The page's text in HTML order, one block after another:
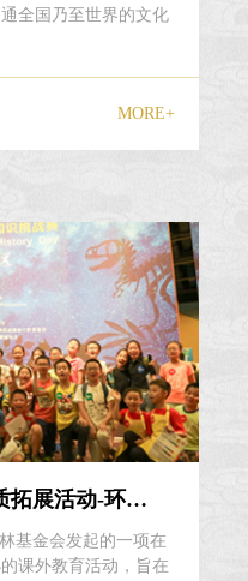
全国乃至世界的文化
MORE+
“大型赛事”青少年素质拓展活动-环球自然日
基金会发起的一项在
课外教育活动，旨在